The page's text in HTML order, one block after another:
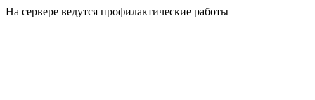
На сервере ведутся профилактические работы